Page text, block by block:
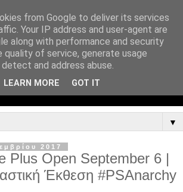
▼
2017
Plus Open September 6 |
Έκθεση #PSAnarchy
from Google to deliver its services
Your IP address and user-agent are
along with performance and security
quality of service, generate usage
and address abuse.
LEARN MORE GOT IT